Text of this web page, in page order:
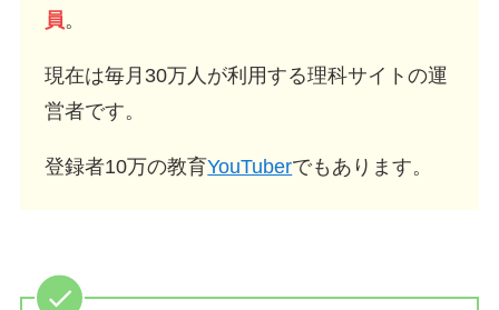
員。
現在は毎月30万人が利用する理科サイトの運
営者です。
登録者10万の教育YouTuberでもあります。